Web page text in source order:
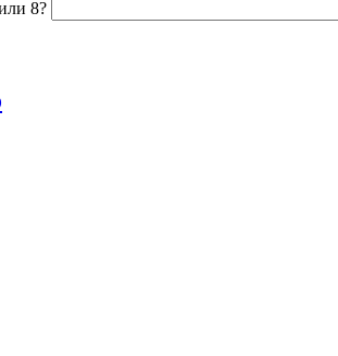
8?